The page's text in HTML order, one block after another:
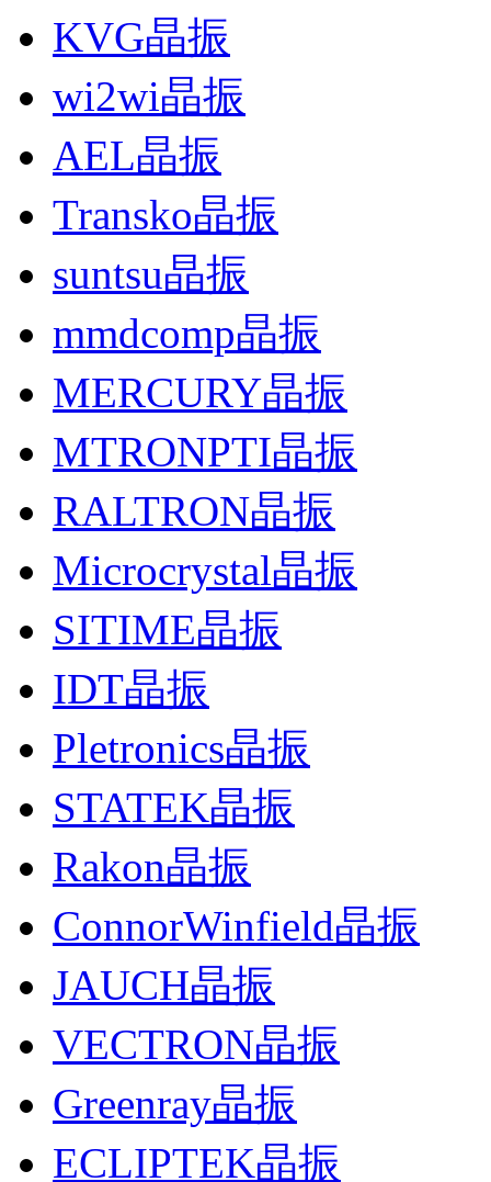
KVG晶振
wi2wi晶振
AEL晶振
Transko晶振
suntsu晶振
mmdcomp晶振
MERCURY晶振
MTRONPTI晶振
RALTRON晶振
Microcrystal晶振
SITIME晶振
IDT晶振
Pletronics晶振
STATEK晶振
Rakon晶振
ConnorWinfield晶振
JAUCH晶振
VECTRON晶振
Greenray晶振
ECLIPTEK晶振